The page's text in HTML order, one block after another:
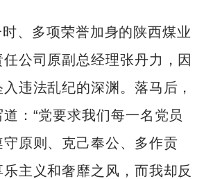
、多项荣誉加身的陕西煤业
公司原副总经理张丹力，因
违法乱纪的深渊。落马后，
：“党要求我们每一名党员
原则、克己奉公、多作贡
主义和奢靡之风，而我却反